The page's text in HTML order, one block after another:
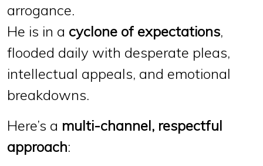
arrogance.
He is in a cyclone of expectations,
flooded daily with desperate pleas,
intellectual appeals, and emotional
breakdowns.
Here’s a multi-channel, respectful
approach: